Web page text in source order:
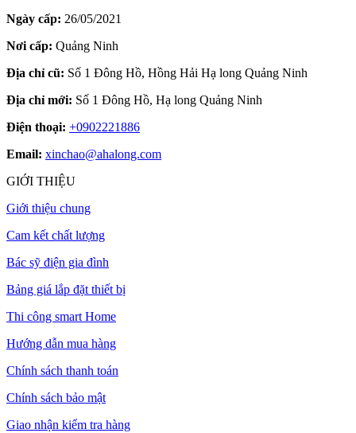
Ngày cấp: 26/05/2021
Nơi cấp: Quảng Ninh
Địa chỉ cũ: Số 1 Đông Hồ, Hồng Hải Hạ long Quảng Ninh
Địa chỉ mới: Số 1 Đông Hồ, Hạ long Quảng Ninh
Điện thoại: +0902221886
Email: xinchao@ahalong.com
GIỚI THIỆU
Giới thiệu chung
Cam kết chất lượng
Bác sỹ điện gia đình
Bảng giá lắp đặt thiết bị
Thi công smart Home
Hướng dẫn mua hàng
Chính sách thanh toán
Chính sách bảo mật
Giao nhận kiểm tra hàng